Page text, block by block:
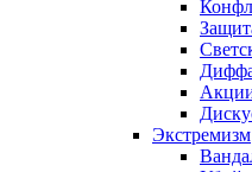
Экстремизм